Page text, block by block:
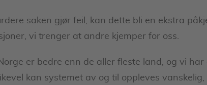
saken gjør feil, kan dette bli en ekstra
vi trenger at andre kjemper for oss.
er bedre enn de aller fleste land, og vi har
kan systemet av og til oppleves vanskelig,